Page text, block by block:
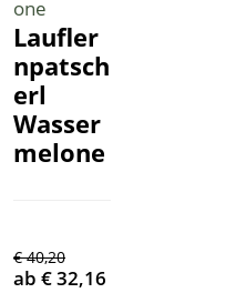
Laufler
npatsch
erl
Wasser
melone
€ 40,20
ab €32,16